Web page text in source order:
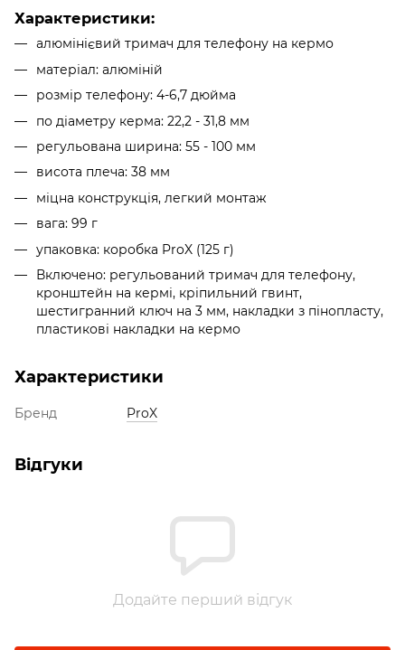
Характеристики:
алюмінієвий тримач для телефону на кермо
матеріал: алюміній
розмір телефону: 4-6,7 дюйма
по діаметру керма: 22,2 - 31,8 мм
регульована ширина: 55 - 100 мм
висота плеча: 38 мм
міцна конструкція, легкий монтаж
вага: 99 г
упаковка: коробка ProX (125 г)
Включено: регульований тримач для телефону,
кронштейн на кермі, кріпильний гвинт,
шестигранний ключ на 3 мм, накладки з пінопласту,
пластикові накладки на кермо
Характеристики
Бренд ProX
Відгуки
Додайте перший відгук